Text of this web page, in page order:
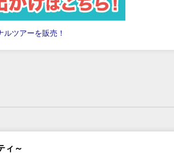
ルツアーを販売！
ィ～